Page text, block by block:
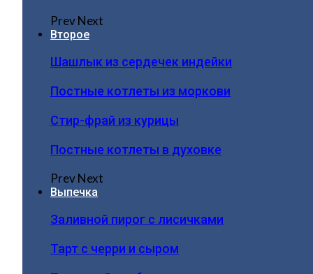
PrevNext
Второе
Шашлык из сердечек индейки
Постные котлеты из моркови
Стир-фрай из курицы
Постные котлеты в духовке
PrevNext
Выпечка
Заливной пирог с лисичками
Тарт с черри и сыром